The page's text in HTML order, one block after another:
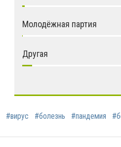
Молодёжная партия
Другая
#вирус #болезнь #пандемия